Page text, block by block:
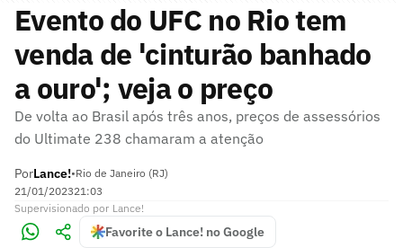
Evento do UFC no Rio tem
venda de 'cinturão banhado
a ouro'; veja o preço
De volta ao Brasil após três anos, preços de assessórios
do Ultimate 238 chamaram a atenção
PorLance!•Rio de Janeiro (RJ)
21/01/202321:03
Supervisionado por Lance!
Favorite o Lance! no Google